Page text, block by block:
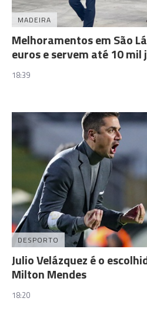
MADEIRA
Melhoramentos em São
euros e servem até 10 mil
18:39
DESPORTO
Julio Velázquez é o
Milton Mendes
18:20